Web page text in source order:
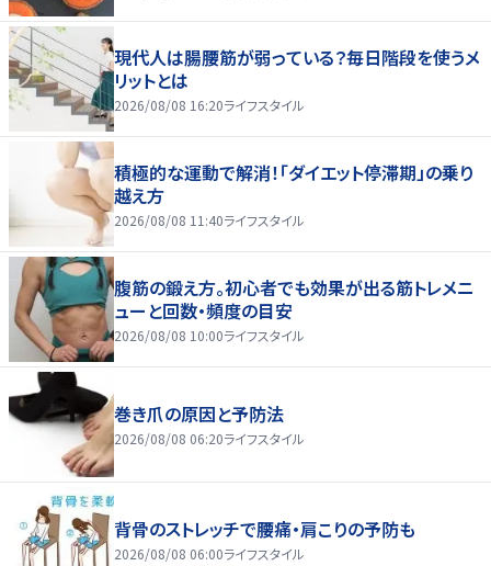
現代人は腸腰筋が弱っている？毎日階段を使うメ
リットとは
2026/08/08 16:20ライフスタイル
積極的な運動で解消！「ダイエット停滞期」の乗り
越え方
2026/08/08 11:40ライフスタイル
腹筋の鍛え方。初心者でも効果が出る筋トレメニ
ューと回数・頻度の目安
2026/08/08 10:00ライフスタイル
巻き爪の原因と予防法
2026/08/08 06:20ライフスタイル
背骨のストレッチで腰痛・肩こりの予防も
2026/08/08 06:00ライフスタイル